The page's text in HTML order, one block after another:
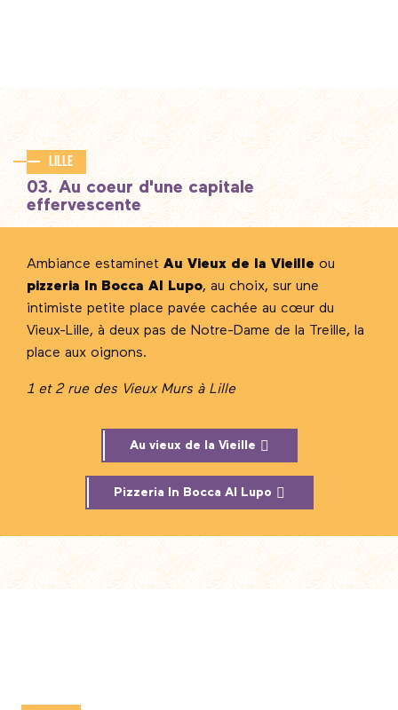
Lille
03. Au coeur d'une capitale
effervescente
Ambiance estaminet Au Vieux de la Vieille ou
pizzeria In Bocca Al Lupo, au choix, sur une
intimiste petite place pavée cachée au cœur du
Vieux-Lille, à deux pas de Notre-Dame de la Treille, la
place aux oignons.
1 et 2 rue des Vieux Murs à Lille
Au vieux de la Vieille
Pizzeria In Bocca Al Lupo